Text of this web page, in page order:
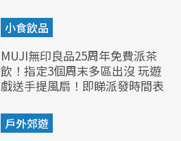
小食飲品
MUJI無印良品25周年免費派茶
飲！指定3個周末多區出沒 玩遊
戲送手提風扇！即睇派發時間表
戶外郊遊